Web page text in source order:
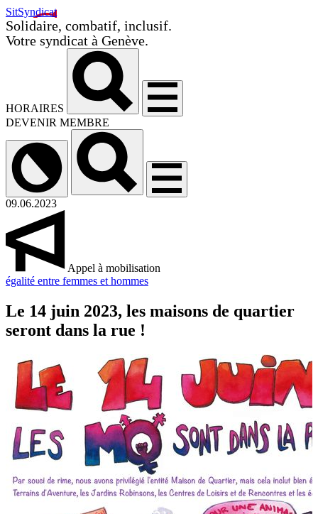
SitSyndicat
Solidaire, combatif, inclusif.
Votre syndicat à Genève.
HORAIRES
DEVENIR MEMBRE
09.06.2023
Appel à mobilisation
égalité entre femmes et hommes
Le 14 juin 2023, les maisons de quartier
seront dans la rue !